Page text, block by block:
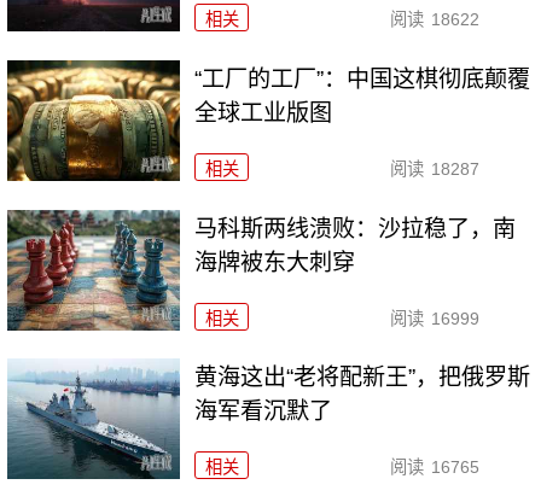
相关 阅读 18622
“工厂的工厂”：中国这棋彻底颠覆
全球工业版图
相关 阅读 18287
马科斯两线溃败：沙拉稳了，南
海牌被东大刺穿
相关 阅读 16999
黄海这出“老将配新王”，把俄罗斯
海军看沉默了
相关 阅读 16765